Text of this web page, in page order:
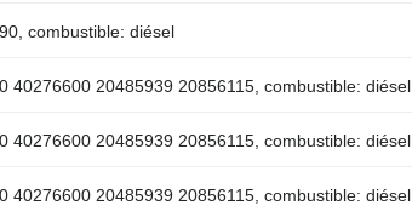
combustible: diésel
40276600 20485939 20856115, combustible: diésel
40276600 20485939 20856115, combustible: diésel
40276600 20485939 20856115, combustible: diésel